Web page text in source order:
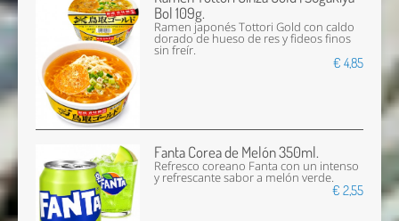
Bol 109g.
Ramen japonés Tottori Gold con caldo
dorado de hueso de res y fideos finos
sin freír.
€ 4,85
Fanta Corea de Melón 350ml.
Refresco coreano Fanta con un intenso
y refrescante sabor a melón verde.
€ 2,55